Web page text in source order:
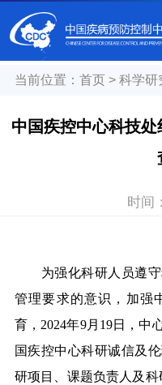
当前位置： 首页> 科学研
中国疾控中心科技
时间：
为强化科研人员遵
管理要求的意识，加强
育，2024年9月19日，中
国疾控中心科研诚信及
研项目、课题负责人及科